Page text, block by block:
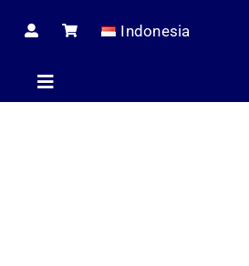
Indonesia
Toggle